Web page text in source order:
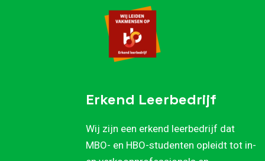
Erkend Leerbedrijf
Wij zijn een erkend leerbedrijf dat
MBO- en HBO-studenten opleidt tot in-